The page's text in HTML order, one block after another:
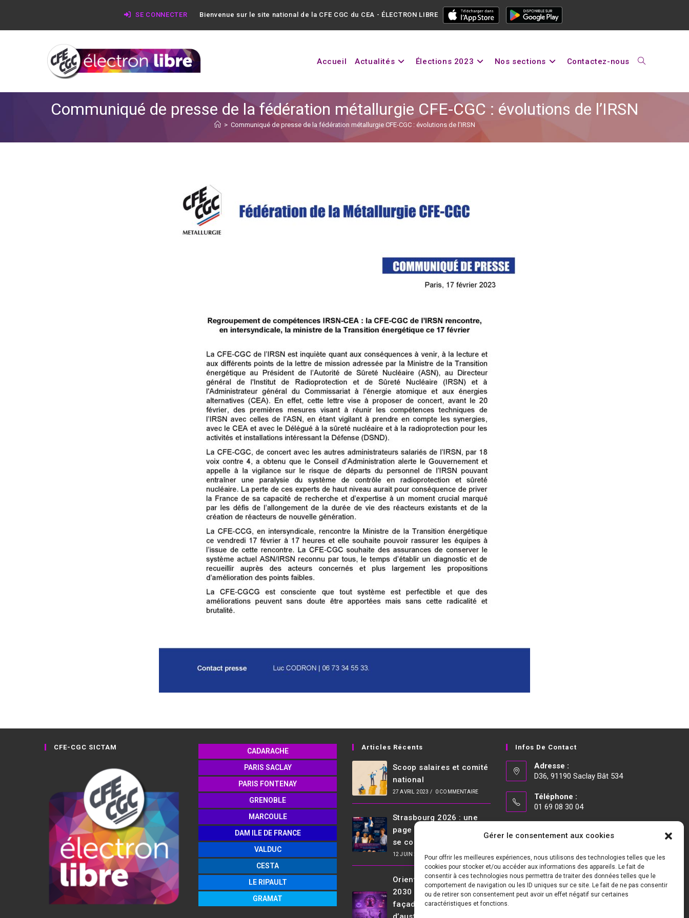
Gérer le consentement aux cookies
Pour offrir les meilleures expériences, nous utilisons des technologies telles que les
cookies pour stocker et/ou accéder aux informations des appareils. Le fait de
consentir à ces technologies nous permettra de traiter des données telles que le
comportement de navigation ou les ID uniques sur ce site. Le fait de ne pas consentir
ou de retirer son consentement peut avoir un effet négatif sur certaines
caractéristiques et fonctions.
SE CONNECTER Bienvenue sur le site national de la CFE CGC du CEA - ÉLECTRON LIBRE
Accueil Actualités Élections 2023 Nos sections Contactez-nous
Communiqué de presse de la fédération métallurgie CFE-CGC : évolutions de l’IRSN
> Communiqué de presse de la fédération métallurgie CFE-CGC : évolutions de l’IRSN
CFE-CGC SICTAM
CADARACHE
PARIS SACLAY
PARIS FONTENAY
GRENOBLE
MARCOULE
DAM ILE DE FRANCE
VALDUC
CESTA
LE RIPAULT
GRAMAT
Articles Récents
Scoop salaires et comité
national
27 AVRIL 2023 / 0 COMMENTAIRE
Strasbourg 2026 : une
page se tourne, l’avenir
se construit !
12 JUIN 2026 0 COMMENTAIRE
Orientations CEA 2025-
2030 : Une ambition de
façade face à une cure
Infos De Contact
Adresse :
D36, 91190 Saclay Bât 534
Téléphone :
01 69 08 30 04
cfecgc@cea.fr
Nous Suivre